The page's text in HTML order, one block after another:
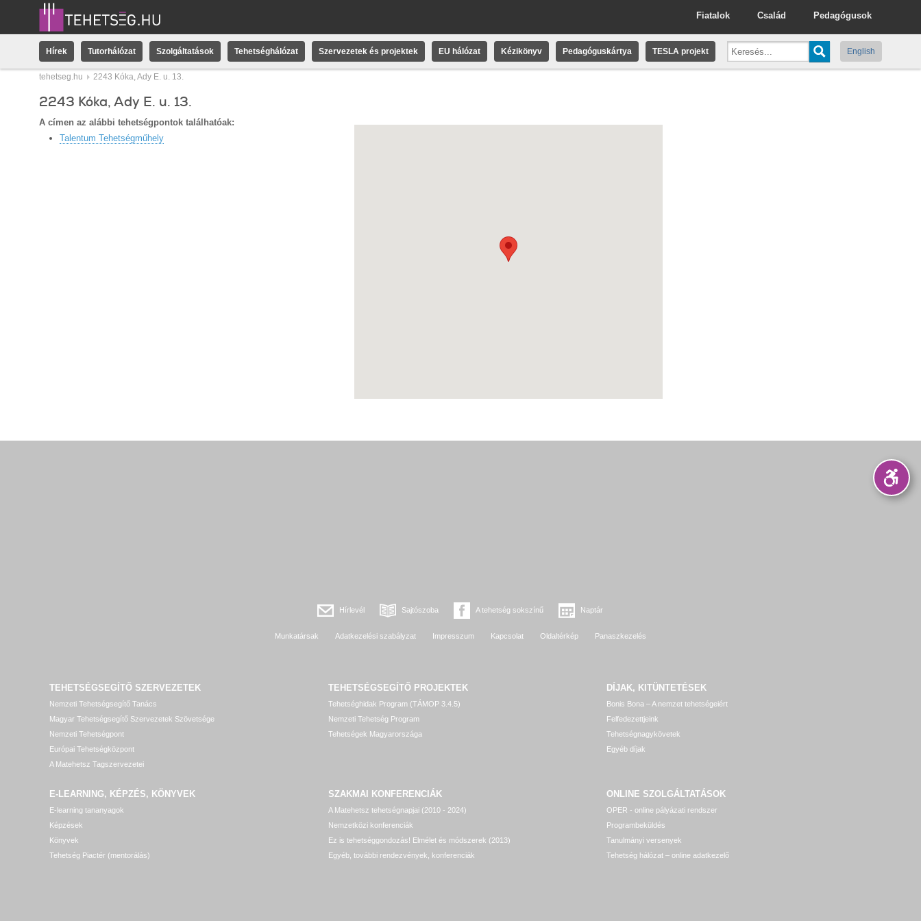
Pedagógusok
Család
Fiatalok
Hírek Tutorhálózat Szolgáltatások Tehetséghálózat Szervezetek és projektek EU hálózat Kézikönyv Pedagóguskártya TESLA projekt English
tehetseg.hu 2243 Kóka, Ady E. u. 13.
2243 Kóka, Ady E. u. 13.
A címen az alábbi tehetségpontok találhatóak:
Talentum Tehetségműhely
Hírlevél Sajtószoba A tehetség sokszínű Naptár
Munkatársak Adatkezelési szabályzat Impresszum Kapcsolat Oldaltérkép Panaszkezelés
TEHETSÉGSEGÍTŐ SZERVEZETEK
Nemzeti Tehetségsegítő Tanács
Magyar Tehetségsegítő Szervezetek Szövetsége
Nemzeti Tehetségpont
Európai Tehetségközpont
A Matehetsz Tagszervezetei
TEHETSÉGSEGÍTŐ PROJEKTEK
Tehetséghidak Program (TÁMOP 3.4.5)
Nemzeti Tehetség Program
Tehetségek Magyarországa
DÍJAK, KITÜNTETÉSEK
Bonis Bona – A nemzet tehetségeiért
Felfedezettjeink
Tehetségnagykövetek
Egyéb díjak
E-LEARNING, KÉPZÉS, KÖNYVEK
E-learning tananyagok
Képzések
Könyvek
Tehetség Piactér (mentorálás)
SZAKMAI KONFERENCIÁK
A Matehetsz tehetségnapjai (2010 - 2024)
Nemzetközi konferenciák
Ez is tehetséggondozás! Elmélet és módszerek (2013)
Egyéb, további rendezvények, konferenciák
ONLINE SZOLGÁLTATÁSOK
OPER - online pályázati rendszer
Programbeküldés
Tanulmányi versenyek
Tehetség hálózat – online adatkezelő